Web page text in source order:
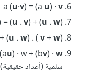
a (u·v) = (a u) ·v
= (u .v) + (u .w)‎
(
v+w
) .
(u .w)
u) · w + (bv) ·w
سلمية (أعداد حقيقية)